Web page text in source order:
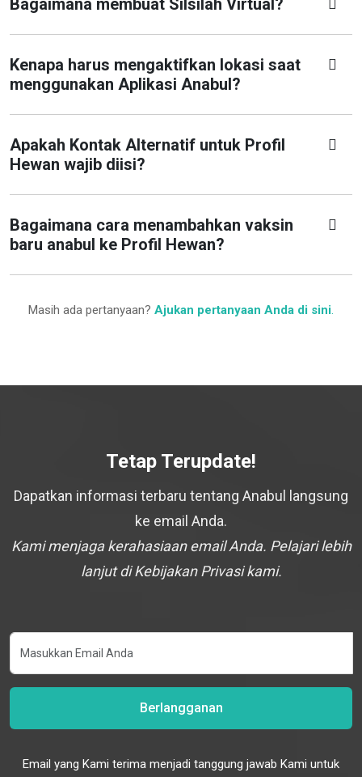
Bagaimana membuat Silsilah Virtual?
Kenapa harus mengaktifkan lokasi saat
menggunakan Aplikasi Anabul?
Apakah Kontak Alternatif untuk Profil
Hewan wajib diisi?
Bagaimana cara menambahkan vaksin
baru anabul ke Profil Hewan?
Masih ada pertanyaan? Ajukan pertanyaan Anda di sini.
Tetap Terupdate!
Dapatkan informasi terbaru tentang Anabul langsung
ke email Anda.
Kami menjaga kerahasiaan email Anda. Pelajari lebih
lanjut di Kebijakan Privasi kami.
Berlangganan
Email yang Kami terima menjadi tanggung jawab Kami untuk